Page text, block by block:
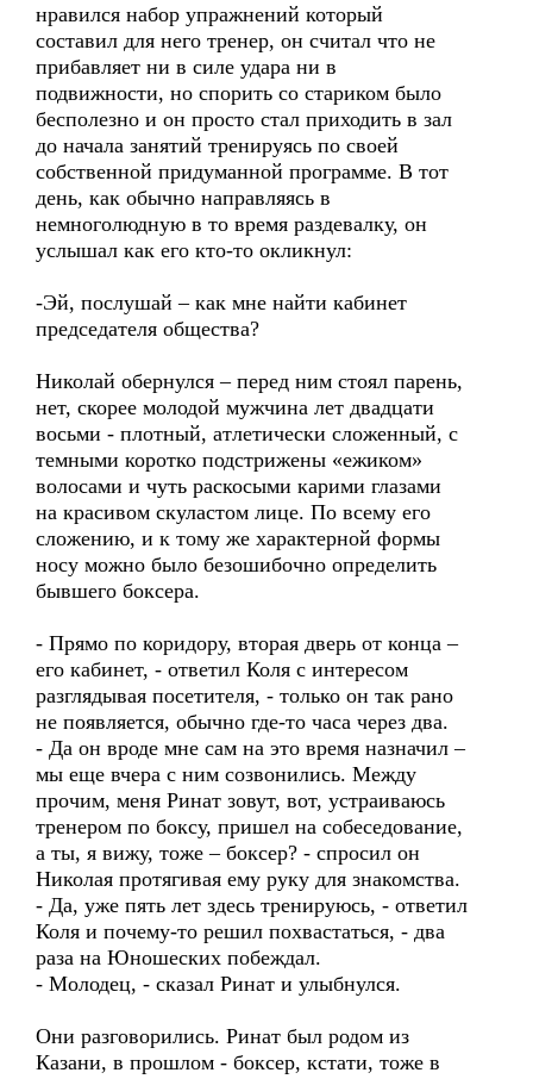
нравился набор упражнений который
составил для него тренер, он считал что не
прибавляет ни в силе удара ни в
подвижности, но спорить со стариком было
бесполезно и он просто стал приходить в зал
до начала занятий тренируясь по своей
собственной придуманной программе. В тот
день, как обычно направляясь в
немноголюдную в то время раздевалку, он
услышал как его кто-то окликнул:
-Эй, послушай – как мне найти кабинет
председателя общества?
Николай обернулся – перед ним стоял парень,
нет, скорее молодой мужчина лет двадцати
восьми - плотный, атлетически сложенный, с
темными коротко подстрижены «ежиком»
волосами и чуть раскосыми карими глазами
на красивом скуластом лице. По всему его
сложению, и к тому же характерной формы
носу можно было безошибочно определить
бывшего боксера.
- Прямо по коридору, вторая дверь от конца –
его кабинет, - ответил Коля с интересом
разглядывая посетителя, - только он так рано
не появляется, обычно где-то часа через два.
- Да он вроде мне сам на это время назначил –
мы еще вчера с ним созвонились. Между
прочим, меня Ринат зовут, вот, устраиваюсь
тренером по боксу, пришел на собеседование,
а ты, я вижу, тоже – боксер? - спросил он
Николая протягивая ему руку для знакомства.
- Да, уже пять лет здесь тренируюсь, - ответил
Коля и почему-то решил похвастаться, - два
раза на Юношеских побеждал.
- Молодец, - сказал Ринат и улыбнулся.
Они разговорились. Ринат был родом из
Казани, в прошлом - боксер, кстати, тоже в